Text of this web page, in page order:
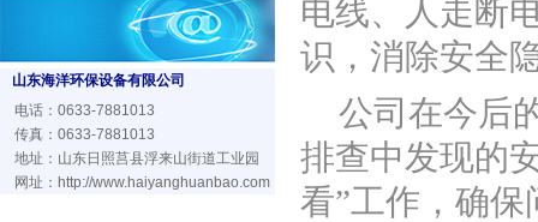
山东海洋环保设备有限公司
电话：0633-7881013
传真：0633-7881013
地址：山东日照莒县浮来山街道工业园
网址： http://www.haiyanghuanbao.com
电线、人走断
识，消除安全
公司在今后
排查中发现的
看”工作，确